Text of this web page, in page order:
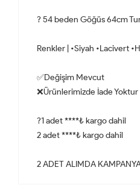
? 54 beden Göğüs 64cm
Renkler | •Siyah •Lacivert
✅Değişim Mevcut
❌Ürünlerimizde İade Yoktur
?1 adet ****₺ kargo dahil
2 adet ****₺ kargo dahil
2 ADET ALIMDA